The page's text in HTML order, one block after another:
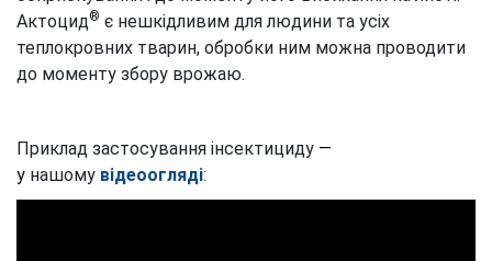
Актоцид® є нешкідливим для людини та усіх
теплокровних тварин, обробки ним можна проводити
до моменту збору врожаю.
Приклад застосування інсектициду —
у нашому відеоогляді: